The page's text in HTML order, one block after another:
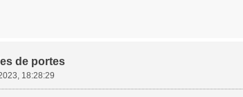
de portes
18:28:29